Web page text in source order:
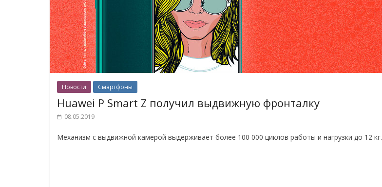
Новости Смартфоны
Huawei P Smart Z получил выдвижную фронталку
08.05.2019
Механизм с выдвижной камерой выдерживает более 100 000 циклов работы и нагрузки до 12 кг.